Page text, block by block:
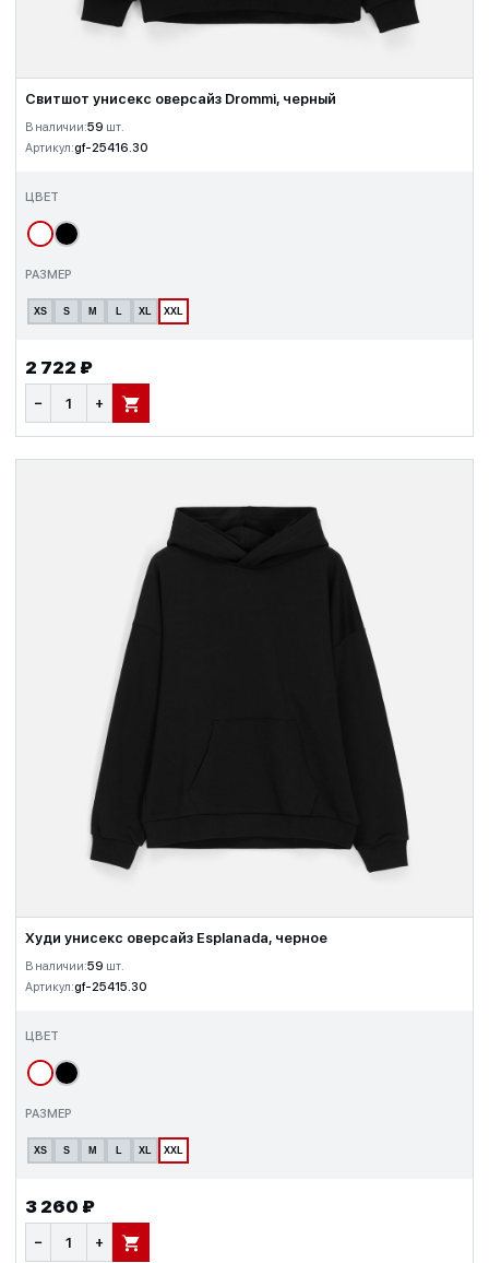
Свитшот унисекс оверсайз Drommi, черный
В наличии:59 шт.
Артикул:gf-25416.30
ЦВЕТ
РАЗМЕР
XS S M L XL XXL
2 722 ₽
− + В КОРЗИНУ
Худи унисекс оверсайз Esplanada, черное
В наличии:59 шт.
Артикул:gf-25415.30
ЦВЕТ
РАЗМЕР
XS S M L XL XXL
3 260 ₽
− + В КОРЗИНУ